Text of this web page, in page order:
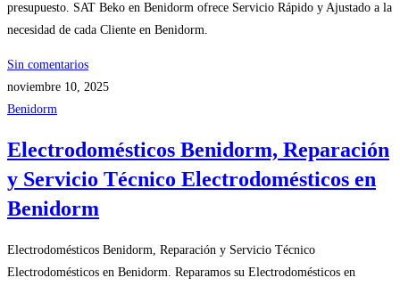
presupuesto. SAT Beko en Benidorm ofrece Servicio Rápido y Ajustado a la
necesidad de cada Cliente en Benidorm.
Sin comentarios
noviembre 10, 2025
Benidorm
Electrodomésticos Benidorm, Reparación
y Servicio Técnico Electrodomésticos en
Benidorm
Electrodomésticos Benidorm, Reparación y Servicio Técnico
Electrodomésticos en Benidorm. Reparamos su Electrodomésticos en